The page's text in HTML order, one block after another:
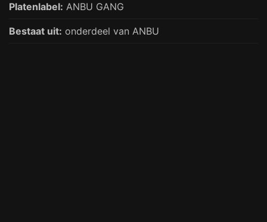
Platenlabel: ANBU GANG
Bestaat uit: onderdeel van ANBU